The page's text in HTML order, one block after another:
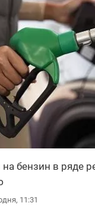
бензин в ряде
11:31